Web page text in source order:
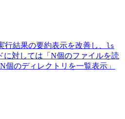
行結果の要約表示を改善し、 ls
に対しては「N個のファイルを読
個のディレクトリを一覧表示」